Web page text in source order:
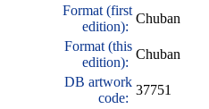
Format (first
edition):
Chuban
Format (this
edition):
Chuban
DB artwork
code:
37751